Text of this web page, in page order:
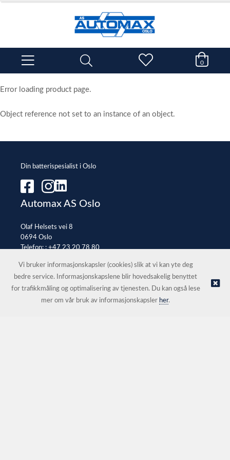
0
Error loading product page.
Object reference not set to an instance of an object.
Din batterispesialist i Oslo
Automax AS Oslo
Olaf Helsets vei 8
0694 Oslo
Telefon: :+47 23 20 78 80
© Automax AS Oslo | Nettbutikk levert av Kréatif
Vi bruker informasjonskapsler (cookies) slik at vi kan yte deg
bedre service. Informasjonskapslene blir hovedsakelig benyttet
for trafikkmåling og optimalisering av tjenesten. Du kan også lese
mer om vår bruk av informasjonskapsler her.